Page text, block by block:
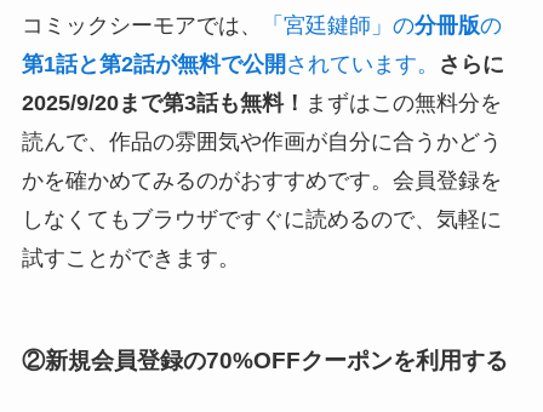
コミックシーモアでは、 「宮廷鍵師」の分冊版の
第1話と第2話が無料で公開 されています。
さらに
2025/9/20まで第3話も無料！ まずはこの無料分を
読んで、作品の雰囲気や作画が自分に合うかどう
かを確かめてみるのがおすすめです。会員登録を
しなくてもブラウザですぐに読めるので、気軽に
試すことができます。
②新規会員登録の70%OFFクーポンを利用する